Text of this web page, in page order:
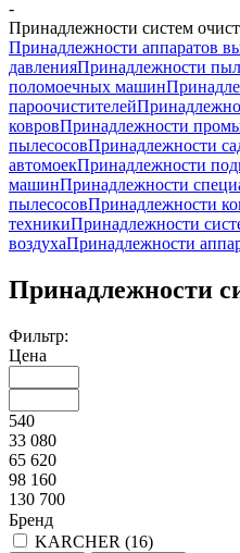
-
Принадлежности систем
Принадлежности аппаратов
давленияПринадлежности
поломоечных машин
пароочистителей
ковровПринадлежности
пылесосовПринадлежности
автомоекПринадлежности
машинПринадлежности
пылесосовПринадлежности
техникиПринадлежности
воздухаПринадлежности
Принадлежности
Фильтр:
Цена
540
33 080
65 620
98 160
130 700
Бренд
KARCHER (16)